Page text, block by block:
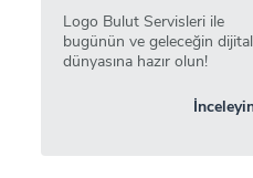
Logo Bulut Servisleri ile
bugünün ve geleceğin dijital
dünyasına hazır olun!